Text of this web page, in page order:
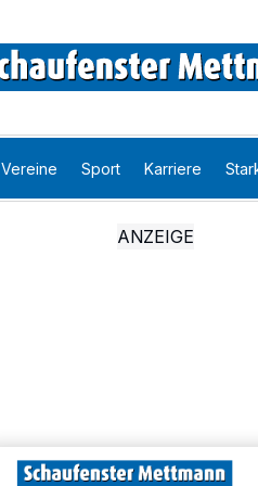
Vereine Sport Karriere